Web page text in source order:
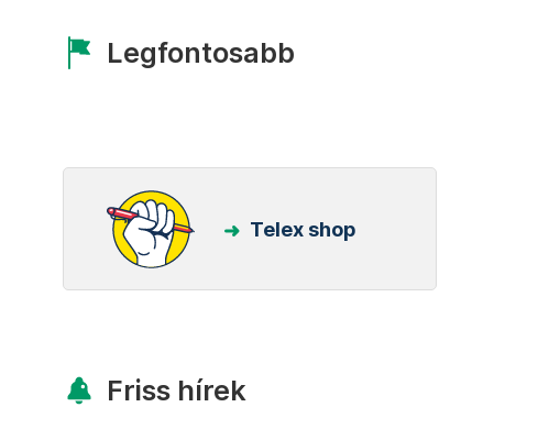
Legfontosabb
Telex shop
Friss hírek